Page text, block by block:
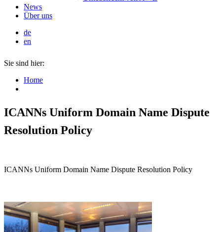
News
Über uns
de
en
Sie sind hier:
Home
ICANNs Uniform Domain Name Dispute
Resolution Policy
ICANNs Uniform Domain Name Dispute Resolution Policy